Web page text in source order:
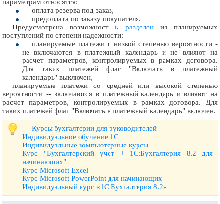
параметрам относятся:
оплата резерва под заказ,
предоплата по заказу покупателя.
Предусмотрена возможность разделения планируемых
поступлений по степени надежности:
планируемые платежи с низкой степенью вероятности -
не включаются в платежный календарь и не влияют на
расчет параметров, контролируемых в рамках договора.
Для таких платежей флаг "Включать в платежный
календарь" выключен,
планируемые платежи со средней или высокой степенью
вероятности -- включаются в платежный календарь и влияют на
расчет параметров, контролируемых в рамках договора. Для
таких платежей флаг "Включать в платежный календарь" включен.
Курсы бухгалтерии для руководителей
Индивидуальное обучение 1С
Индивидуальные компьютерные курсы
Курс "Бухгалтерский учет + 1С:Бухгалтерия 8.2 для
начинающих"
Курс Microsoft Excel
Курс Microsoft PowerPoint для начинающих
Индивидуальный курс «1С:Бухгалтерия 8.2»